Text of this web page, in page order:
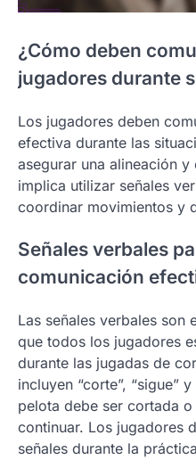
¿Cómo deben
jugadores durante
Los jugadores deben
efectiva durante las
asegurar una alineación
implica utilizar señales
coordinar movimientos y
Señales verbales
comunicación
Las señales verbales son
que todos los jugadores
durante las jugadas de
incluyen “corte”, “sigue”
pelota debe ser cortada
continuar. Los jugadores
señales durante la